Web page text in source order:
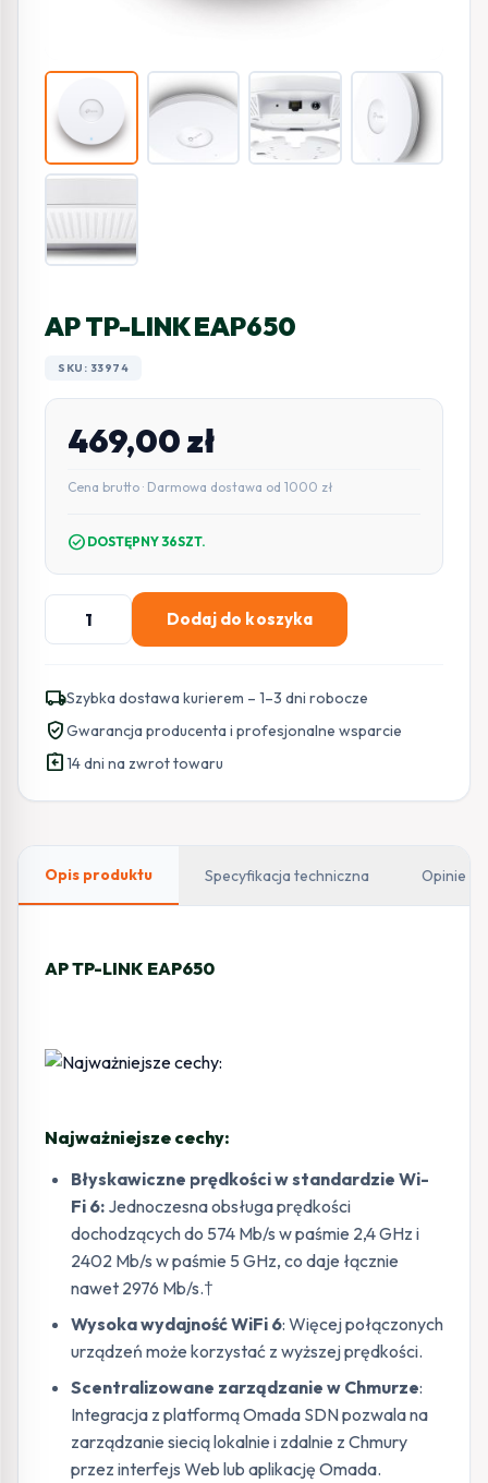
AP TP-LINK EAP650
SKU: 33974
469,00zł
Cena brutto · Darmowa dostawa od 1000 zł
check_circle DOSTĘPNY 36SZT.
ilość
LINK
EAP650
Dodaj do koszyka
local_shippingSzybka dostawa kurierem – 1–3 dni robocze
verified_userGwarancja producenta i profesjonalne wsparcie
assignment_return14 dni na zwrot towaru
Opis produktu Specyfikacja techniczna Opinie
AP TP-LINK EAP650
Najważniejsze cechy:
Błyskawiczne prędkości w standardzie Wi-
Fi 6: Jednoczesna obsługa prędkości
dochodzących do 574 Mb/s w paśmie 2,4 GHz i
2402 Mb/s w paśmie 5 GHz, co daje łącznie
nawet 2976 Mb/s.†
Wysoka wydajność WiFi 6: Więcej połączonych
urządzeń może korzystać z wyższej prędkości.
Scentralizowane zarządzanie w Chmurze:
Integracja z platformą Omada SDN pozwala na
zarządzanie siecią lokalnie i zdalnie z Chmury
przez interfejs Web lub aplikację Omada.